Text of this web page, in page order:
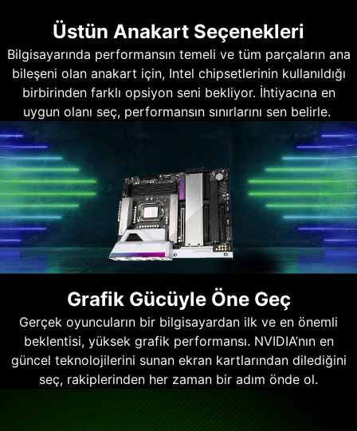
Üstün Anakart Seçenekleri
Bilgisayarında performansın temeli ve tüm parçaların ana
bileşeni olan anakart için, Intel chipsetlerinin kullanıldığı
birbirinden farklı opsiyon seni bekliyor. İhtiyacına en
uygun olanı seç, performansın sınırlarını sen belirle.
Grafik Gücüyle Öne Geç
Gerçek oyuncuların bir bilgisayardan ilk ve en önemli
beklentisi, yüksek grafik performansı. NVIDIA’nın en
güncel teknolojilerini sunan ekran kartlarından dilediğini
seç, rakiplerinden her zaman bir adım önde ol.